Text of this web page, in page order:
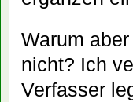
Warum
nicht? Ich
Verfasser